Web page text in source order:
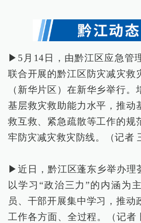
▶5月14日，由黔江区应急管
联合开展的黔江区防灾减灾救
（新华片区）在新华乡举行。
基层救灾救助能力水平，推动
救互救、紧急疏散等工作的规
牢防灾减灾救灾防线。（记者
▶近日，黔江区蓬东乡举办理
以学习“政治三力”的内涵为
员、干部开展集中学习，推动
工作各方面、全过程。（记者